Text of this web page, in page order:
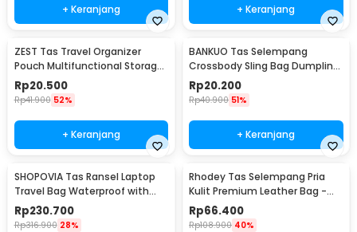
+ Keranjang + Keranjang
ZEST Tas Travel Organizer
Pouch Multifunctional Storage
Electronic Bag - BM012N1019
Rp20.500
Rp41.900 52%
+ Keranjang
BANKUO Tas Selempang
Crossbody Sling Bag Dumpling
Adjustable Strap - BK22
Rp20.200
Rp40.900 51%
+ Keranjang
SHOPOVIA Tas Ransel Laptop
Travel Bag Waterproof with
USB Port 35L - KC14
Rp230.700
Rp316.900 28%
Rhodey Tas Selempang Pria
Kulit Premium Leather Bag -
1106-2W
Rp66.400
Rp108.900 40%